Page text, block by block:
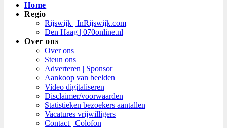
Home
Regio
Rijswijk | InRijswijk.com
Den Haag | 070online.nl
Over ons
Over ons
Steun ons
Adverteren | Sponsor
Aankoop van beelden
Video digitaliseren
Disclaimer/voorwaarden
Statistieken bezoekers aantallen
Vacatures vrijwilligers
Contact | Colofon